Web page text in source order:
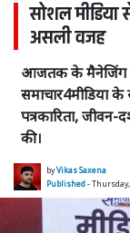
सोशल मीडिया
असली वजह
आजतक के मैनेजिंग
समाचार4मीडिया
पत्रकारिता,
की।
byVikas Saxena
Published-